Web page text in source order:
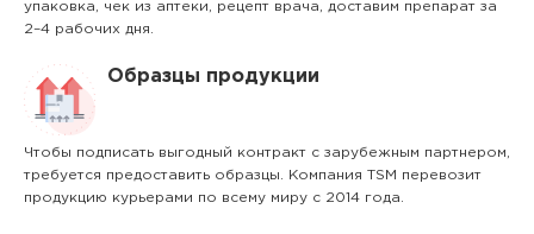
упаковка, чек из аптеки, рецепт врача, доставим препарат за
2–4 рабочих дня.
Образцы продукции
Чтобы подписать выгодный контракт с зарубежным партнером,
требуется предоставить образцы. Компания TSM перевозит
продукцию курьерами по всему миру с 2014 года.